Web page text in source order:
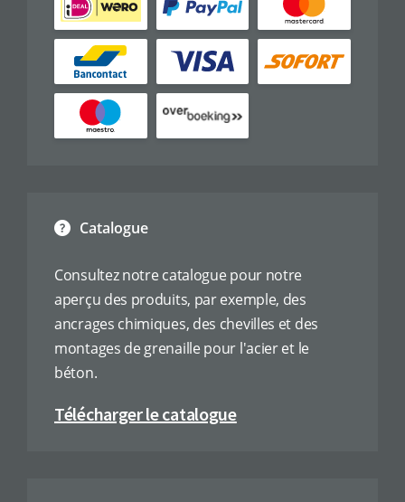
Catalogue
Consultez notre catalogue pour notre
aperçu des produits, par exemple, des
ancrages chimiques, des chevilles et des
montages de grenaille pour l'acier et le
béton.
Télécharger le catalogue